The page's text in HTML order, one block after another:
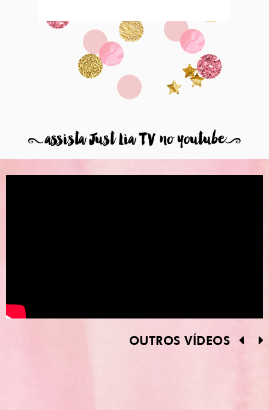
8assista Just Lia TV no youtube9
OUTROS VÍDEOS